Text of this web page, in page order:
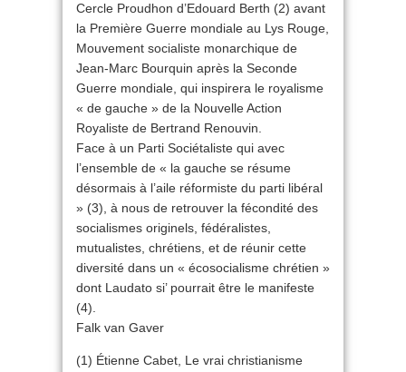
Cercle Proudhon d’Edouard Berth (2) avant
la Première Guerre mondiale au Lys Rouge,
Mouvement socialiste monarchique de
Jean-Marc Bourquin après la Seconde
Guerre mondiale, qui inspirera le royalisme
« de gauche » de la Nouvelle Action
Royaliste de Bertrand Renouvin.
Face à un Parti Sociétaliste qui avec
l’ensemble de « la gauche se résume
désormais à l’aile réformiste du parti libéral
» (3), à nous de retrouver la fécondité des
socialismes originels, fédéralistes,
mutualistes, chrétiens, et de réunir cette
diversité dans un « écosocialisme chrétien »
dont Laudato si’ pourrait être le manifeste
(4).
Falk van Gaver
(1) Étienne Cabet, Le vrai christianisme